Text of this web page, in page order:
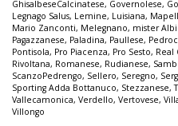
GhisalbeseCalcinatese, Governolese,
Legnago Salus, Lemine, Luisiana,
Mario Zanconti, Melegnano, mister
Pagazzanese, Paladina, Paullese,
Pontisola, Pro Piacenza, Pro Sesto, Real
Rivoltana, Romanese, Rudianese,
ScanzoPedrengo, Sellero, Seregno,
Sporting Adda Bottanuco, Stezzanese,
Vallecamonica, Verdello, Vertovese,
Villongo